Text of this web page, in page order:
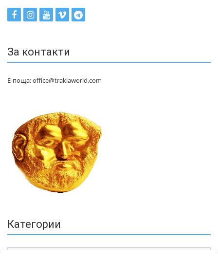
За контакти
Е-поща: office@trakiaworld.com
Категории